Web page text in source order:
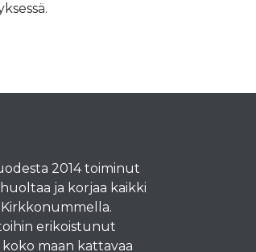
2014 toiminut
ja korjaa kaikki
erikoistunut
koko maan kattavaa